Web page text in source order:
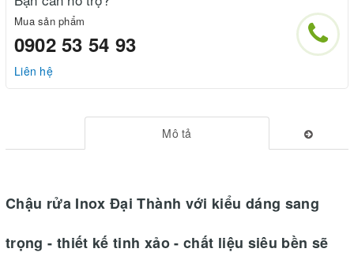
Mua sản phẩm
0902 53 54 93
Liên hệ
Mô tả
Chậu rửa Inox Đại Thành với kiểu dáng sang
trọng - thiết kế tinh xảo - chất liệu siêu bền sẽ